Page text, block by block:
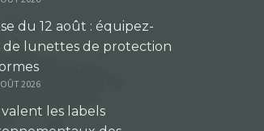
du 12 août : équipez-
de lunettes de protection
2026
les labels